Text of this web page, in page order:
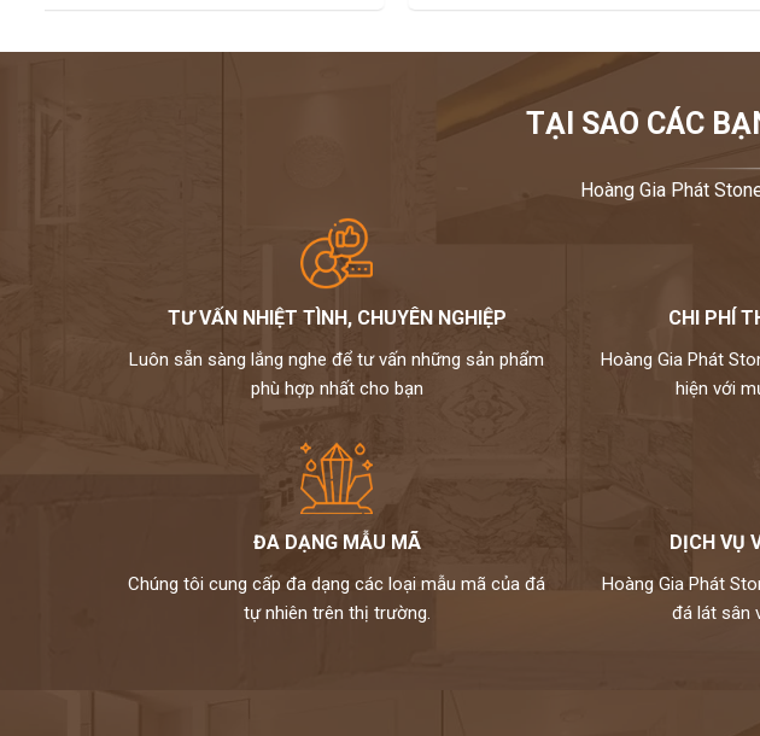
TẠI SAO CÁC
Hoàng Gia Phát
TƯ VẤN NHIỆT TÌNH, CHUYÊN NGHIỆP
Luôn sẵn sàng lắng nghe để tư vấn những sản phẩm
phù hợp nhất cho bạn
CHI PHÍ
Hoàng Gia Phát
hiện với
ĐA DẠNG MẪU MÃ
Chúng tôi cung cấp đa dạng các loại mẫu mã của đá
tự nhiên trên thị trường.
DỊCH VỤ
Hoàng Gia Phát
đá lát sân